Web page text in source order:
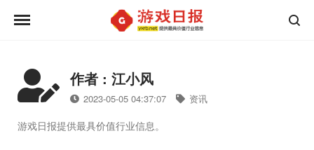
作者 : 江小风
2023-05-05 04:37:07 资讯
游戏日报提供最具价值行业信息。